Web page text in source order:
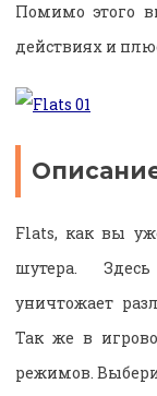
Помимо этого
действиях и
Flats, как вы
шутера.
уничтожает
Так же в
режимов.